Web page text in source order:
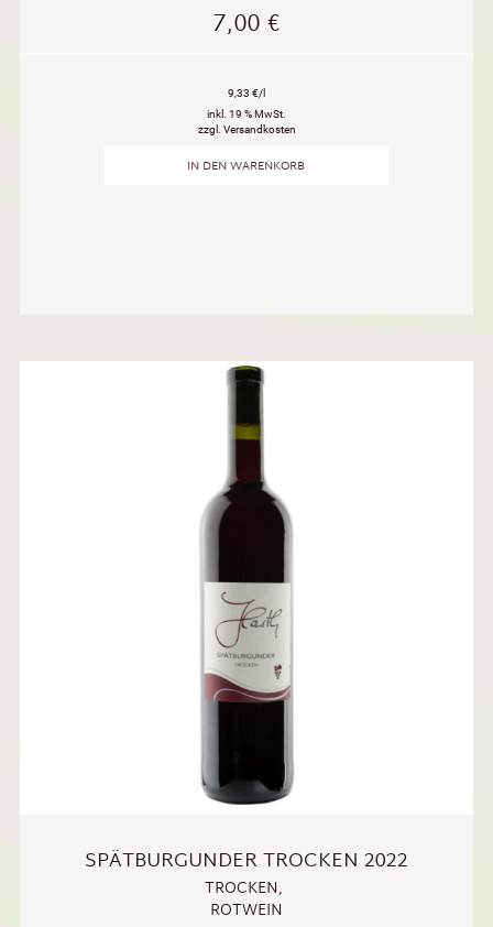
7,00€
9,33 €/l
inkl. 19 % MwSt.
zzgl. Versandkosten
IN DEN WARENKORB
SPÄTBURGUNDER TROCKEN 2022
TROCKEN,
ROTWEIN